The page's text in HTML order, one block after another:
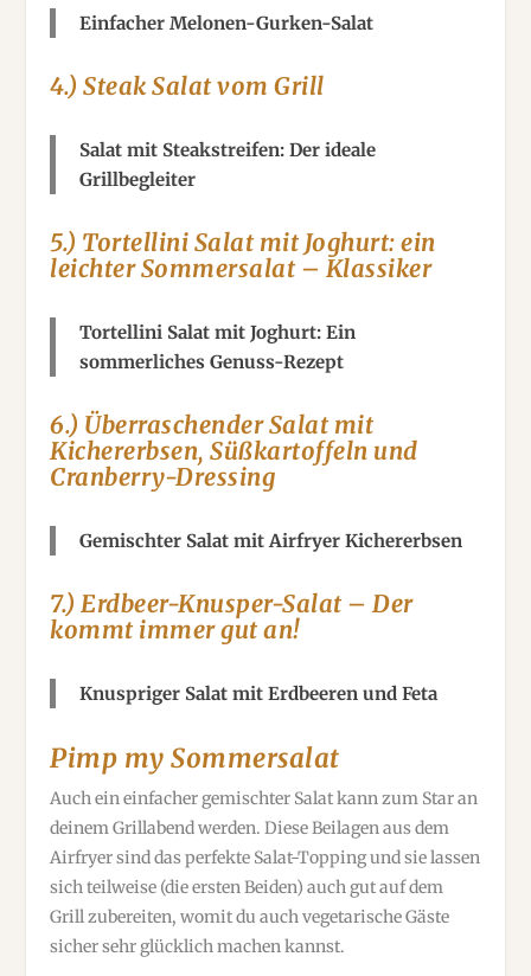
Einfacher Melonen-Gurken-Salat
4.) Steak Salat vom Grill
Salat mit Steakstreifen: Der ideale
Grillbegleiter
5.) Tortellini Salat mit Joghurt: ein
leichter Sommersalat – Klassiker
Tortellini Salat mit Joghurt: Ein
sommerliches Genuss-Rezept
6.) Überraschender Salat mit
Kichererbsen, Süßkartoffeln und
Cranberry-Dressing
Gemischter Salat mit Airfryer Kichererbsen
7.) Erdbeer-Knusper-Salat – Der
kommt immer gut an!
Knuspriger Salat mit Erdbeeren und Feta
Pimp my Sommersalat
Auch ein einfacher gemischter Salat kann zum Star an
deinem Grillabend werden. Diese Beilagen aus dem
Airfryer sind das perfekte Salat-Topping und sie lassen
sich teilweise (die ersten Beiden) auch gut auf dem
Grill zubereiten, womit du auch vegetarische Gäste
sicher sehr glücklich machen kannst.